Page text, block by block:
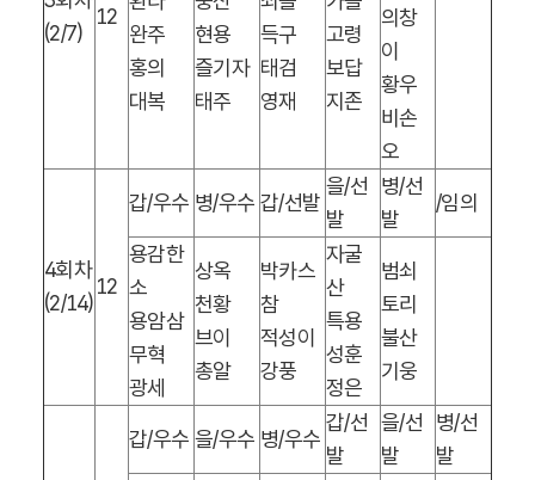
(2/7)
12
완주
홍의
대복
현용
즐기자
태주
득구
태검
영재
고령
보답
지존
의창
이
황우
비손
오
4회차
(2/14)
12
갑/우수 병/우수 갑/선발
을/선
발
병/선
발
/임의
용감한
소
용암삼
무혁
광세
상옥
천황
브이
총알
박카스
참
적성이
강풍
자굴
산
특용
성훈
정은
범쇠
토리
불산
기웅
갑/우수 을/우수 병/우수
갑/선
발
을/선
발
병/선
발